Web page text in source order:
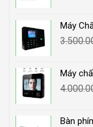
Máy
Máy
Bàn